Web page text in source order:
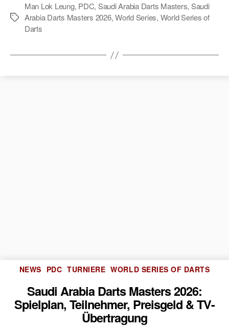
Schlagwörter
Man Lok Leung, PDC, Saudi Arabia Darts Masters, Saudi
Arabia Darts Masters 2026,World Series, World Series of
Darts
Kategorien
NEWS PDC TURNIERE WORLD SERIES OF DARTS
Saudi Arabia Darts Masters 2026:
Spielplan, Teilnehmer, Preisgeld & TV-
Übertragung